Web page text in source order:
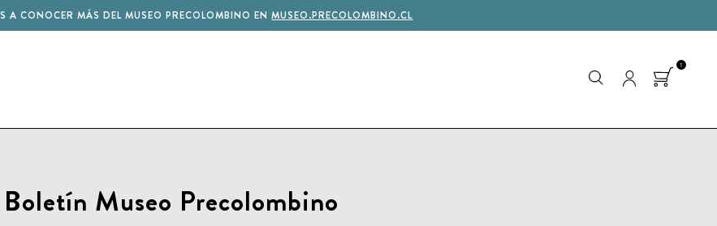
A CONOCER MÁS DEL MUSEO PRECOLOMBINO ENMUSEO.PRECOLOMBINO.CL
1
Boletín Museo Precolombino